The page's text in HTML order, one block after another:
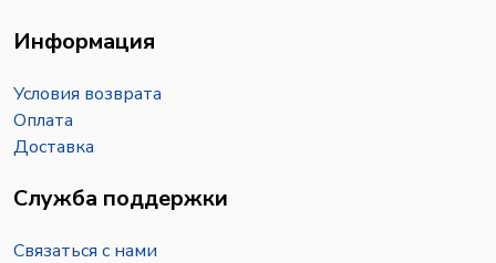
Информация
Условия возврата
Оплата
Доставка
Служба поддержки
Связаться с нами